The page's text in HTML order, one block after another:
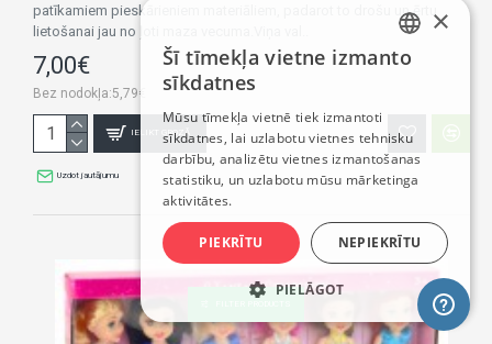
patīkamiem pieskārieniem materiāliem, padarot to drošu un ērtu
lietošanai jau no ļoti maza vecuma.Viņa val..
7,00€
Bez nodokļa:5,79€
IELIKT GROZĀ
Uzdot jautājumu
LATVIAN
ENGLISH
×
Šī tīmekļa vietne izmanto
sīkdatnes
Mūsu tīmekļa vietnē tiek izmantoti
sīkdatnes, lai uzlabotu vietnes tehnisku
darbību, analizētu vietnes izmantošanas
statistiku, un uzlabotu mūsu mārketinga
aktivitātes.
PIEKRĪTU NEPIEKRĪTU
PIELĀGOT